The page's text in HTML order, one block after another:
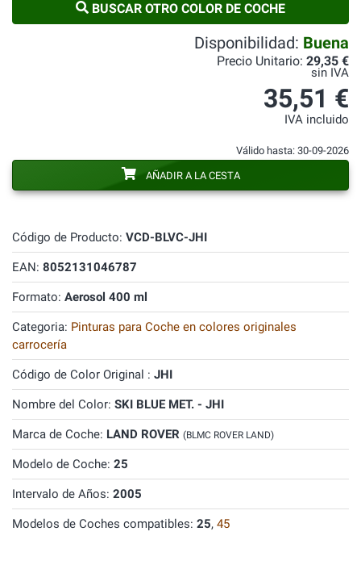
BUSCAR OTRO COLOR DE COCHE
Código de Producto: VCD-BLVC-JHI
EAN: 8052131046787
Formato: Aerosol 400 ml
Categoria: Pinturas para Coche en colores originales
carrocería
Código de Color Original : JHI
Nombre del Color: SKI BLUE MET. - JHI
Marca de Coche: LAND ROVER (BLMC ROVER LAND)
Modelo de Coche: 25
Intervalo de Años: 2005
Modelos de Coches compatibles: 25, 45
Disponibilidad: Buena
Precio Unitario: 29,35 €
sin IVA
35,51 €
IVA incluido
Válido hasta: 30-09-2026
AÑADIR A LA CESTA